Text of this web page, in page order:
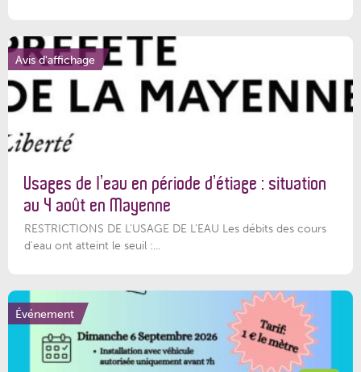
Avis d'affichage
Usages de l’eau en période d’étiage : situation
au 4 août en Mayenne
RESTRICTIONS DE L’USAGE DE L’EAU Les débits des cours
d'eau ont atteint le seuil :...
Événement